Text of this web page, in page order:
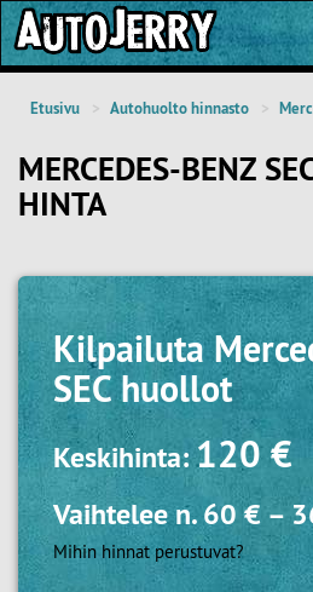
Etusivu Autohuolto hinnasto
MERCEDES-BENZ
HINTA
Kilpailuta
SEC huollot
Keskihinta:120 €
Vaihtelee n.60 €–
Mihin hinnat perustuvat?